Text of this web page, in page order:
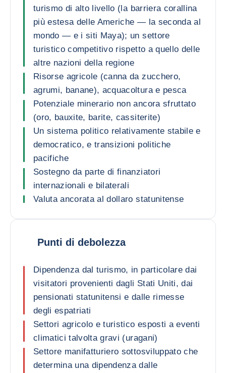
turismo di alto livello (la barriera corallina
più estesa delle Americhe — la seconda al
mondo — e i siti Maya); un settore
turistico competitivo rispetto a quello delle
altre nazioni della regione
Risorse agricole (canna da zucchero,
agrumi, banane), acquacoltura e pesca
Potenziale minerario non ancora sfruttato
(oro, bauxite, barite, cassiterite)
Un sistema politico relativamente stabile e
democratico, e transizioni politiche
pacifiche
Sostegno da parte di finanziatori
internazionali e bilaterali
Valuta ancorata al dollaro statunitense
Punti di debolezza
Dipendenza dal turismo, in particolare dai
visitatori provenienti dagli Stati Uniti, dai
pensionati statunitensi e dalle rimesse
degli espatriati
Settori agricolo e turistico esposti a eventi
climatici talvolta gravi (uragani)
Settore manifatturiero sottosviluppato che
determina una dipendenza dalle